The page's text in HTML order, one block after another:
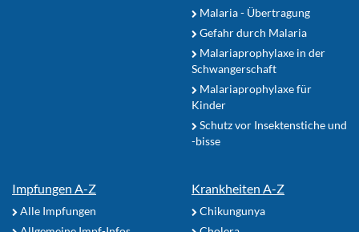
Malaria - Übertragung
Gefahr durch Malaria
Malariaprophylaxe in der
Schwangerschaft
Malariaprophylaxe für
Kinder
Schutz vor Insektenstiche und
-bisse
Impfungen A-Z
Alle Impfungen
Krankheiten A-Z
Chikungunya